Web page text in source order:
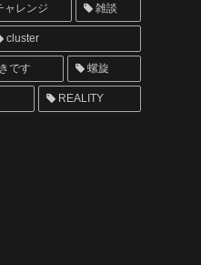
ャレンジ 雑談
cluster
です 螺旋
REALITY